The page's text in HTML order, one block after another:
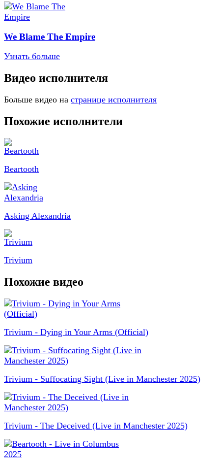
We Blame The Empire
Узнать больше
Видео исполнителя
Больше видео на странице исполнителя
Похожие исполнители
Beartooth
Asking Alexandria
Trivium
Похожие видео
Trivium - Dying in Your Arms (Official)
Trivium - Suffocating Sight (Live in Manchester 2025)
Trivium - The Deceived (Live in Manchester 2025)